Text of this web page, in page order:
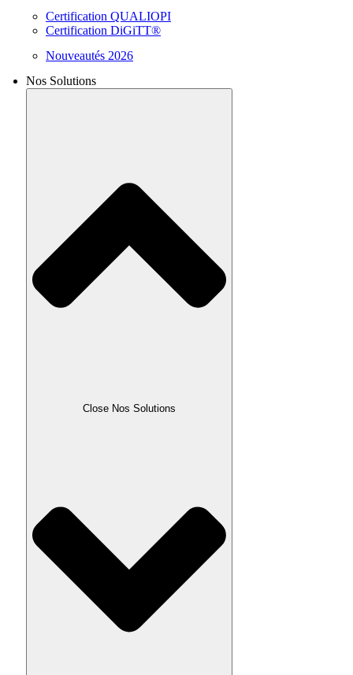
Certification QUALIOPI
Certification DiGiTT®
Nouveautés 2026
Nos Solutions
Close Nos Solutions